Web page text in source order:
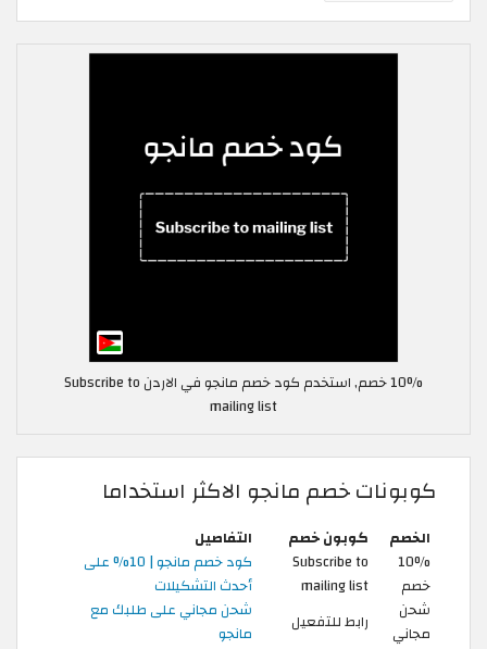
10% خصم, استخدم كود خصم مانجو في الاردن Subscribe to
mailing list
كوبونات خصم مانجو الاكثر استخداما
الخصم كوبون خصم
التفاصيل
10%
خصم
Subscribe to
mailing list
كود خصم مانجو | 10% على
أحدث التشكيلات
شحن
مجاني
رابط للتفعيل
شحن مجاني على طلبك مع
مانجو